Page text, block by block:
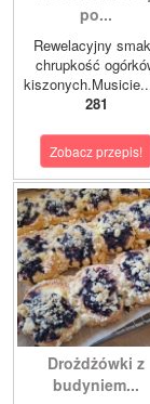
po...
Rewelacyjny
chrupkość
281
Zobacz przepis!
Drożdżówki z
budyniem...